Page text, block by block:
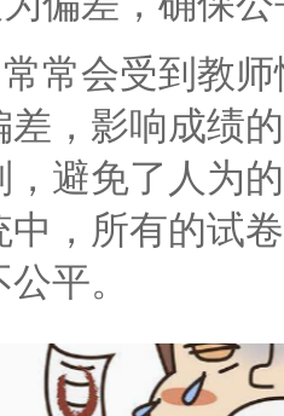
会受到教师
，影响成绩
，避免了人为
中，所有的试
平。